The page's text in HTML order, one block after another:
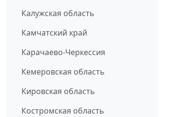
Калужская область
Камчатский край
Карачаево-Черкессия
Кемеровская область
Кировская область
Костромская область